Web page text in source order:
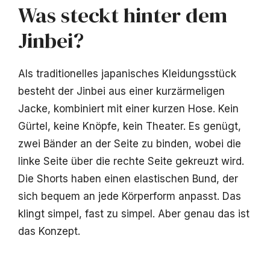
Was steckt hinter dem
Jinbei?
Als traditionelles japanisches Kleidungsstück
besteht der Jinbei aus einer kurzärmeligen
Jacke, kombiniert mit einer kurzen Hose. Kein
Gürtel, keine Knöpfe, kein Theater. Es genügt,
zwei Bänder an der Seite zu binden, wobei die
linke Seite über die rechte Seite gekreuzt wird.
Die Shorts haben einen elastischen Bund, der
sich bequem an jede Körperform anpasst. Das
klingt simpel, fast zu simpel. Aber genau das ist
das Konzept.